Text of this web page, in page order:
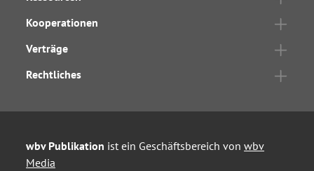
Kooperationen
Verträge
Rechtliches
wbv Publikation ist ein Geschäftsbereich von wbv
Media